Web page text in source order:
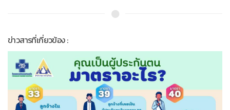
ข่าวสารที่เกี่ยวข้อง :